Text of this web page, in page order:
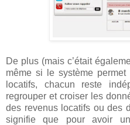
De plus (mais c’était
même si le système
locatifs, chacun reste
regrouper et croiser les
des revenus locatifs ou des
signifie que pour avoir